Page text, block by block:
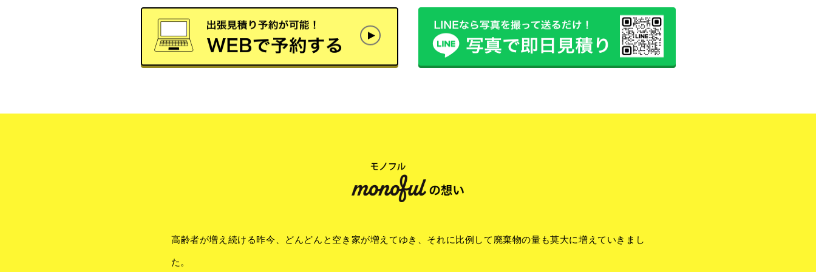
高齢者が増え続ける昨今、どんどんと空き家が増えてゆき、それに比例して廃棄物の量も莫大に増えていきまし
た。